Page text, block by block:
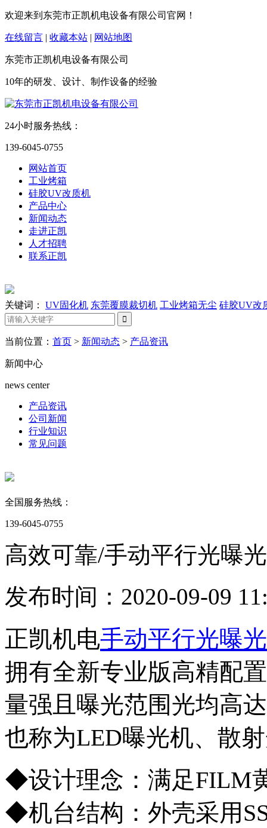
欢迎来到东莞市正凯机电设备有限公司官网！
在线留言 | 收藏本站 | 网站地图
东莞市正凯机电设备有限公司
10年的研发、设计、制作设备的经验
24小时服务热线：
139-6045-0755
网站首页
工业烤箱
硅胶UV改质机
产品中心
新闻动态
走进正凯
人才招聘
联系正凯
关键词： UV固化机 东莞覆膜裁切机 工业烤箱无尘 硅胶UV改
当前位置： 首页 > 新闻动态 > 产品资讯
新闻中心
news center
产品资讯
公司新闻
行业知识
常见问题
全国服务热线：
139-6045-0755
高效可靠/手动平行光曝
发布时间：2020-09-09
正凯机电手动平行光曝
拥有全新专业版高精配
量强且曝光范围光均高
也称为LED曝光机、散
◆设计理念：满足FILM
◆机台结构：外壳采用